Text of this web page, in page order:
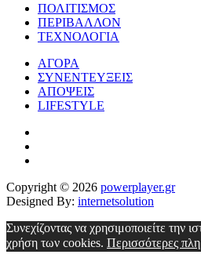
ΠΟΛΙΤΙΣΜΟΣ
ΠΕΡΙΒΑΛΛΟΝ
ΤΕΧΝΟΛΟΓΙΑ
ΑΓΟΡΑ
ΣΥΝΕΝΤΕΥΞΕΙΣ
ΑΠΟΨΕΙΣ
LIFESTYLE
Copyright © 2026 powerplayer.gr
Designed By: internetsolution
Συνεχίζοντας να χρησιμοποιείτε την
χρήση των cookies. Περισσότερες